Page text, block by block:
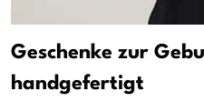
Geschenke zur
handgefertigt